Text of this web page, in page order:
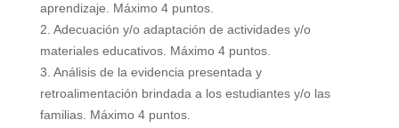
aprendizaje. Máximo 4 puntos.
2. Adecuación y/o adaptación de actividades y/o
materiales educativos. Máximo 4 puntos.
3. Análisis de la evidencia presentada y
retroalimentación brindada a los estudiantes y/o las
familias. Máximo 4 puntos.